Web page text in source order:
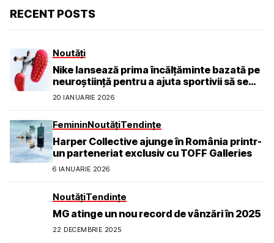
RECENT POSTS
Noutăți
Nike lansează prima încălțăminte bazată pe
neuroștiință pentru a ajuta sportivii să se
simtă calmi, concentrați și prezenți
20 IANUARIE 2026
FemininNoutățiTendințe
Harper Collective ajunge în România printr-
un parteneriat exclusiv cu TOFF Galleries
6 IANUARIE 2026
NoutățiTendințe
MG atinge un nou record de vânzări în 2025
22 DECEMBRIE 2025